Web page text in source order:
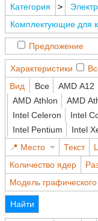
Категория >
Комплектующие для
Предложение
Характеристики
Вид
Все AMD A12
AMD Athlon
AMD
Intel Celeron
Intel
Intel Pentium
Intel
Место
Текст
Количество ядер
Модель
Найти